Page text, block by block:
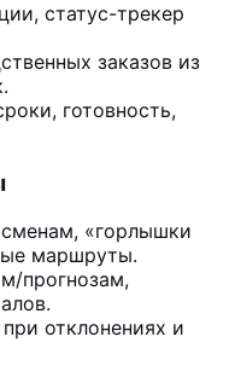
статус-трекер
заказов из
готовность,
«горлышки
маршруты.
прогнозам,
отклонениях и